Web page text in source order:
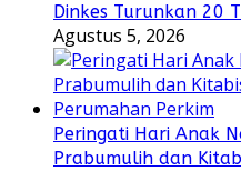
Dinkes Turunkan 20
Agustus 5, 2026
Peringati Hari Anak
Prabumulih dan